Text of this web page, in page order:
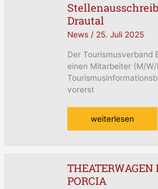
Drautal
News/ 25. Juli 2025
Der Tourismusverband
einen Mitarbeiter (M/W/
vorerst
TVB
Berg
im
Drautal
weiterlesen
PORCIA
THEATERWAGEN
KOMÖDIENSPIELE